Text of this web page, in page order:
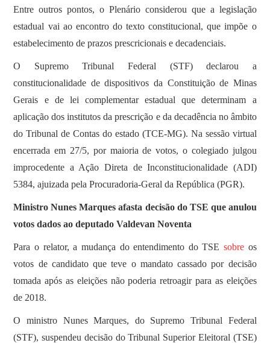
Entre outros pontos, o Plenário considerou que a legislação
estadual vai ao encontro do texto constitucional, que impõe o
estabelecimento de prazos prescricionais e decadenciais.
O Supremo Tribunal Federal (STF) declarou a
constitucionalidade de dispositivos da Constituição de Minas
Gerais e de lei complementar estadual que determinam a
aplicação dos institutos da prescrição e da decadência no âmbito
do Tribunal de Contas do estado (TCE-MG). Na sessão virtual
encerrada em 27/5, por maioria de votos, o colegiado julgou
improcedente a Ação Direta de Inconstitucionalidade (ADI)
5384, ajuizada pela Procuradoria-Geral da República (PGR).
Ministro Nunes Marques afasta decisão do TSE que anulou
votos dados ao deputado Valdevan Noventa
Para o relator, a mudança do entendimento do TSE sobreos
votos de candidato que teve o mandato cassado por decisão
tomada após as eleições não poderia retroagir para as eleições
de 2018.
O ministro Nunes Marques, do Supremo Tribunal Federal
(STF), suspendeu decisão do Tribunal Superior Eleitoral (TSE)